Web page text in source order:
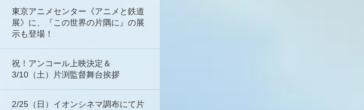
東京アニメセンター《アニメと鉄道
展》に、『この世界の片隅に』の展
示も登場！
祝！アンコール上映決定＆
3/10（土）片渕監督舞台挨拶
2/25（日）イオンシネマ調布にて片